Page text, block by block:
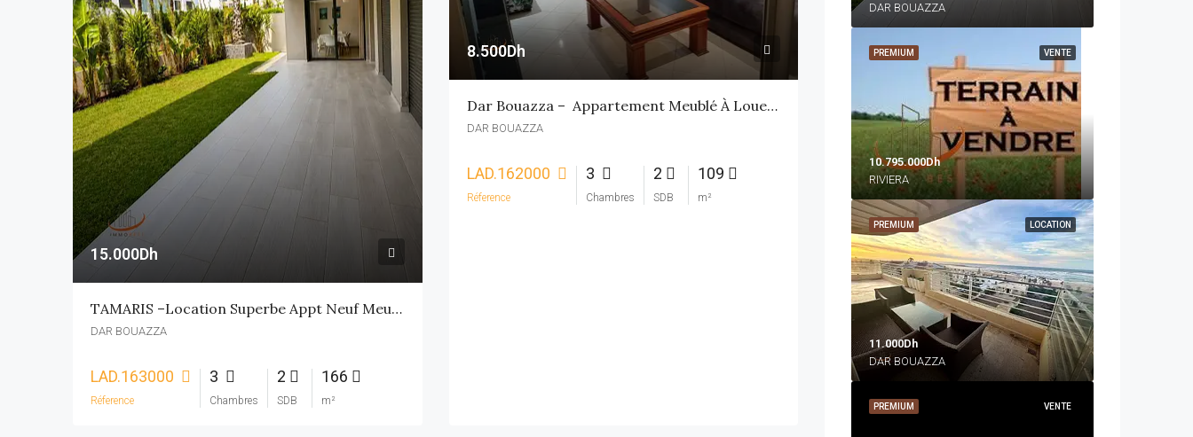
15.000Dh
TAMARIS –Location Superbe Appt Neuf Meublé 3CH
DAR BOUAZZA
LAD.163000
Réference
3
Chambres
2
SDB
166
m²
8.500Dh
Dar Bouazza – Appartement Meublé À Louer 3 CH
DAR BOUAZZA
LAD.162000
Réference
3
Chambres
2
SDB
109
m²
DAR BOUAZZA
VENTE
PREMIUM
10.795.000Dh
RIVIERA
LOCATION
PREMIUM
11.000Dh
DAR BOUAZZA
VENTE
PREMIUM